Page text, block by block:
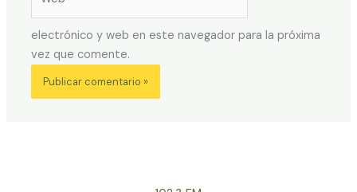
electrónico y web en este navegador para la próxima
vez que comente.